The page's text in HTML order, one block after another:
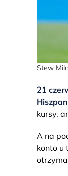
Stew
21
kursy,
A na
konto u